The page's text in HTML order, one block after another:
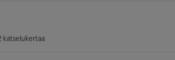
katselukertaa